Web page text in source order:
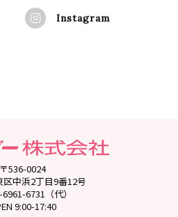
Instagram
〒536-0024
中浜2丁目9番12号
6731（代）
9:00-17:40